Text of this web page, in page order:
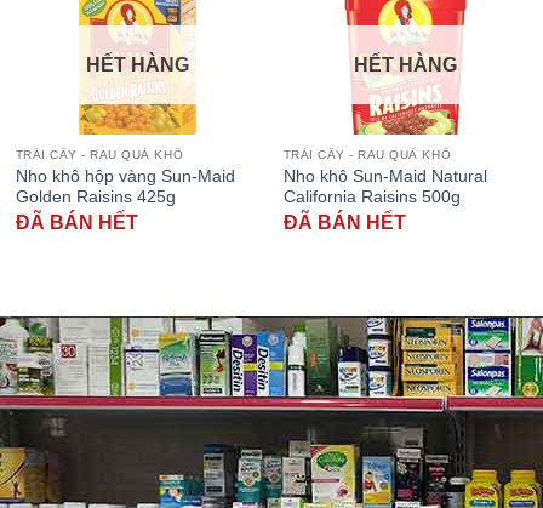
HẾT HÀNG
TRÁI CÂY - RAU QUẢ KHÔ
Nho khô hộp vàng Sun-Maid
Golden Raisins 425g
ĐÃ BÁN HẾT
HẾT HÀNG
TRÁI CÂY - RAU QUẢ KHÔ
Nho khô Sun-Maid Natural
California Raisins 500g
ĐÃ BÁN HẾT